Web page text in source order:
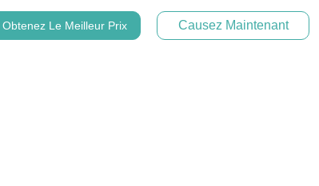
Obtenez Le Meilleur Prix Causez Maintenant